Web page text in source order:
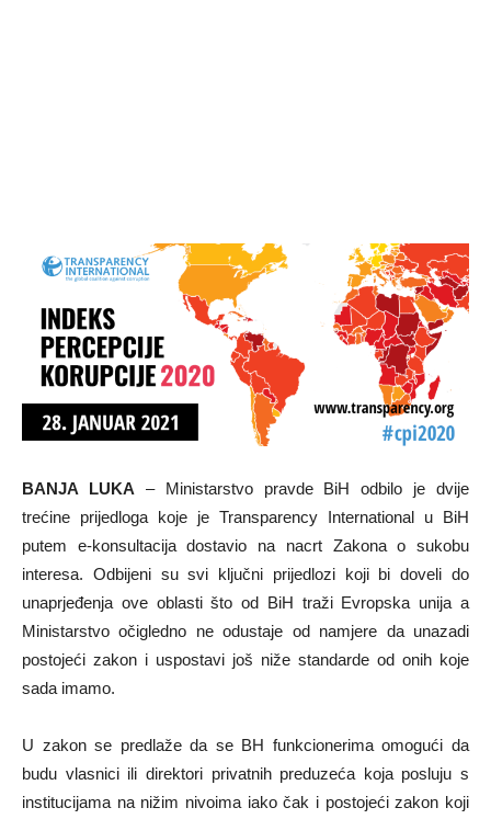
BANJA LUKA – Ministarstvo pravde BiH odbilo je dvije
trećine prijedloga koje je Transparency International u BiH
putem e-konsultacija dostavio na nacrt Zakona o sukobu
interesa. Odbijeni su svi ključni prijedlozi koji bi doveli do
unaprjeđenja ove oblasti što od BiH traži Evropska unija a
Ministarstvo očigledno ne odustaje od namjere da unazadi
postojeći zakon i uspostavi još niže standarde od onih koje
sada imamo.
U zakon se predlaže da se BH funkcionerima omogući da
budu vlasnici ili direktori privatnih preduzeća koja posluju s
institucijama na nižim nivoima iako čak i postojeći zakon koji